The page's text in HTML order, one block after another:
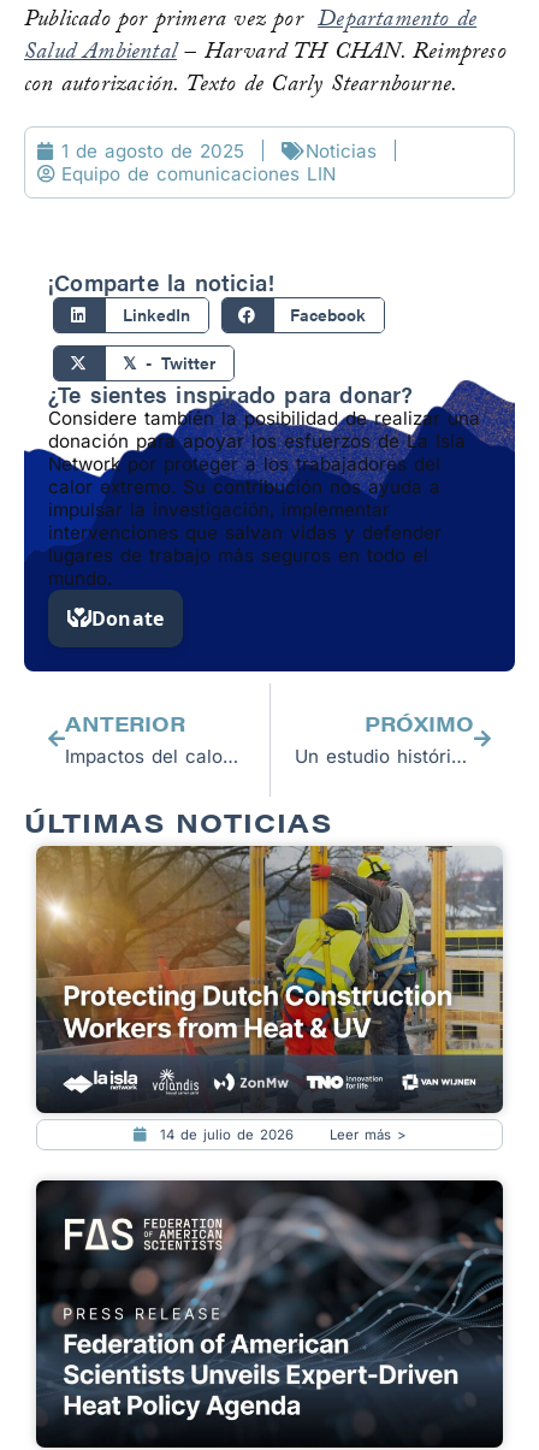
Publicado por primera vez porDepartamento de
Salud Ambiental– Harvard TH CHAN. Reimpreso
con autorización. Texto de Carly Stearnbourne.
1 de agosto de 2025
Noticias
Equipo de comunicaciones LIN
¡Comparte la noticia!
LinkedIn Facebook
𝕏 - Twitter
¿Te sientes inspirado para donar?
Considere también la posibilidad de realizar una
donación para apoyar los esfuerzos de La Isla
Network por proteger a los trabajadores del
calor extremo. Su contribución nos ayuda a
impulsar la investigación, implementar
intervenciones que salvan vidas y defender
lugares de trabajo más seguros en todo el
mundo.
ANTERIOR
Impactos del calor extremo en el trabajo
PRÓXIMO
Un estudio histórico confirma que el descanso, la sombra y la hidratación previenen las lesiones renales entre los trabajadores de la caña de azúcar, a la vez que aumentan la productividad.
ÚLTIMAS NOTICIAS
14 de julio de 2026 Leer más >